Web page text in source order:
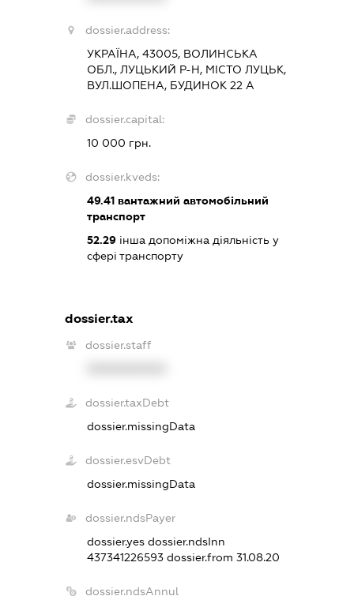
dossier.address:
УКРАЇНА, 43005, ВОЛИНСЬКА
ОБЛ., ЛУЦЬКИЙ Р-Н, МІСТО ЛУЦЬК,
ВУЛ.ШОПЕНА, БУДИНОК 22 А
dossier.capital:
10 000 грн.
dossier.kveds:
49.41 вантажний автомобільний
транспорт
52.29 інша допоміжна діяльність у
сфері транспорту
dossier.tax
dossier.staff
dossier.taxDebt
dossier.missingData
dossier.esvDebt
dossier.missingData
dossier.ndsPayer
dossier.yesdossier.ndsInn
437341226593dossier.from 31.08.20
dossier.ndsAnnul